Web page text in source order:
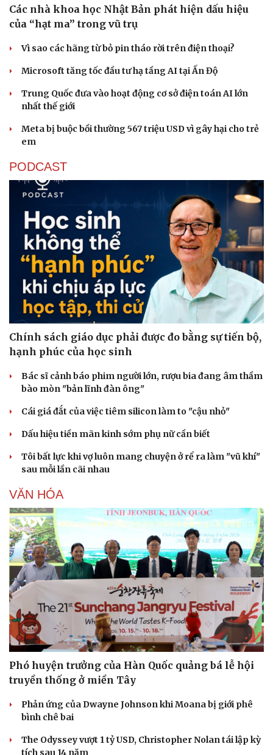
Văn hóa
Sân khấu - Điện ảnh
Văn học
Âm nhạc
Giải trí
Nghệ sĩ
Thời trang
Sao Việt
Các nhà khoa học Nhật Bản phát hiện dấu hiệu
của “hạt ma” trong vũ trụ
Vì sao các hãng từ bỏ pin tháo rời trên điện thoại?
Microsoft tăng tốc đầu tư hạ tầng AI tại Ấn Độ
Trung Quốc đưa vào hoạt động cơ sở điện toán AI lớn
nhất thế giới
Meta bị buộc bồi thường 567 triệu USD vì gây hại cho trẻ
em
PODCAST
Chính sách giáo dục phải được đo bằng sự tiến bộ,
hạnh phúc của học sinh
Bác sĩ cảnh báo phim người lớn, rượu bia đang âm thầm
bào mòn "bản lĩnh đàn ông"
Cái giá đắt của việc tiêm silicon làm to "cậu nhỏ"
Dấu hiệu tiền mãn kinh sớm phụ nữ cần biết
Tôi bất lực khi vợ luôn mang chuyện ở rể ra làm "vũ khí"
sau mỗi lần cãi nhau
VĂN HÓA
Phó huyện trưởng của Hàn Quốc quảng bá lễ hội
truyền thống ở miền Tây
Phản ứng của Dwayne Johnson khi Moana bị giới phê
bình chê bai
The Odyssey vượt 1 tỷ USD, Christopher Nolan tái lập kỳ
tích sau 14 năm